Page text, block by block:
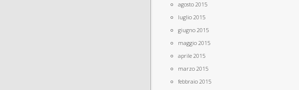
agosto 2015
luglio 2015
giugno 2015
maggio 2015
aprile 2015
marzo 2015
febbraio 2015